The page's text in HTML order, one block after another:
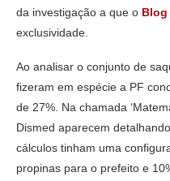
da investigação a que o Blog
exclusividade.
Ao analisar o conjunto de
fizeram em espécie a PF
de 27%. Na chamada
Dismed aparecem
cálculos tinham uma
propinas para o prefeito e